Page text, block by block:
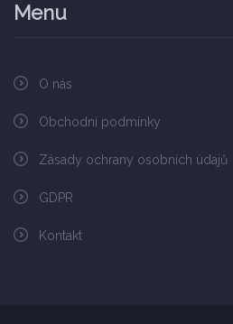
Menu
O nás
Obchodní podmínky
Zásady ochrany osobních údajů
GDPR
Kontakt